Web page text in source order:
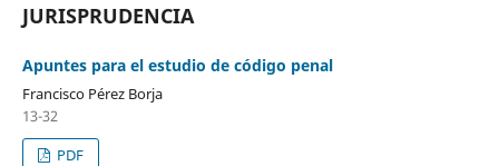
JURISPRUDENCIA
Apuntes para el estudio de código penal
Francisco Pérez Borja
13-32
PDF